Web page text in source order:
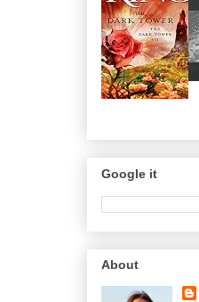
Google it
About